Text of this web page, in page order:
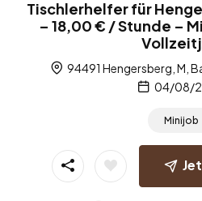
Tischlerhelfer für
– 18,00 € / Stunde –
94491 Hengersberg, M,
04/08/
Minijob